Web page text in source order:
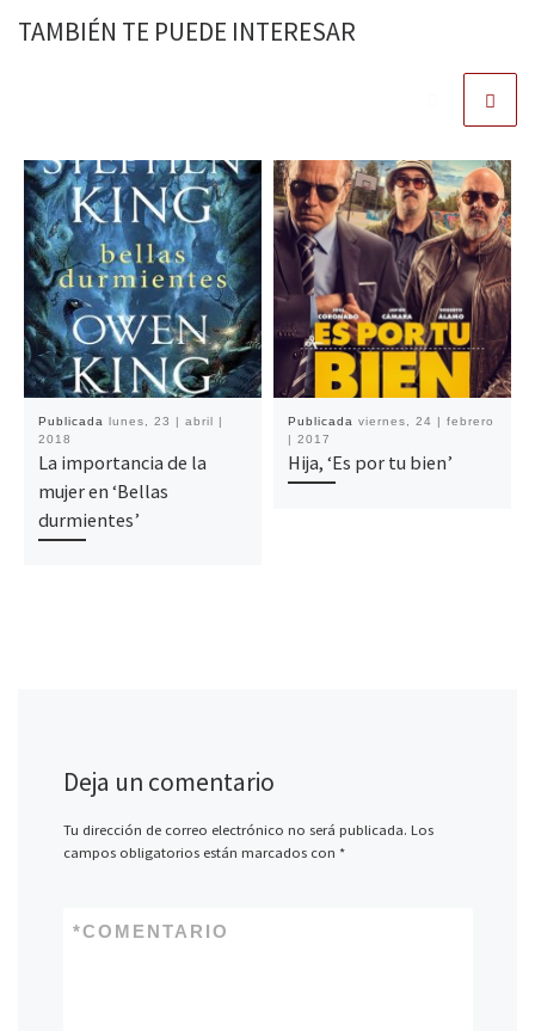
TAMBIÉN TE PUEDE INTERESAR
Publicada lunes, 23 | abril |
2018
La importancia de la
mujer en ‘Bellas
durmientes’
Publicada viernes, 24 | febrero
| 2017
Hija, ‘Es por tu bien’
Deja un comentario
Tu dirección de correo electrónico no será publicada. Los
campos obligatorios están marcados con *
COMENTARIO
*